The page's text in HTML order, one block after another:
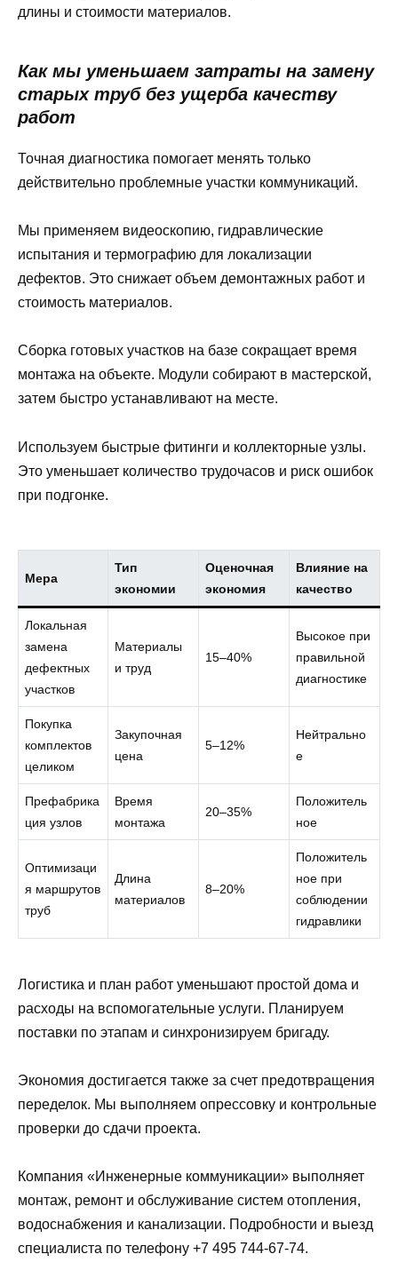
длины и стоимости материалов.
Как мы уменьшаем затраты на замену
старых труб без ущерба качеству
работ
Точная диагностика помогает менять только
действительно проблемные участки коммуникаций.
Мы применяем видеоскопию, гидравлические
испытания и термографию для локализации
дефектов. Это снижает объем демонтажных работ и
стоимость материалов.
Сборка готовых участков на базе сокращает время
монтажа на объекте. Модули собирают в мастерской,
затем быстро устанавливают на месте.
Используем быстрые фитинги и коллекторные узлы.
Это уменьшает количество трудочасов и риск ошибок
при подгонке.
Мера
Тип
экономии
Оценочная
экономия
Влияние на
качество
Локальная
замена
дефектных
участков
Материалы
и труд
15–40%
Высокое при
правильной
диагностике
Покупка
комплектов
целиком
Закупочная
цена
5–12%
Нейтрально
е
Префабрика
ция узлов
Время
монтажа
20–35%
Положитель
ное
Оптимизаци
я маршрутов
труб
Длина
материалов
8–20%
Положитель
ное при
соблюдении
гидравлики
Логистика и план работ уменьшают простой дома и
расходы на вспомогательные услуги. Планируем
поставки по этапам и синхронизируем бригаду.
Экономия достигается также за счет предотвращения
переделок. Мы выполняем опрессовку и контрольные
проверки до сдачи проекта.
Компания «Инженерные коммуникации» выполняет
монтаж, ремонт и обслуживание систем отопления,
водоснабжения и канализации. Подробности и выезд
специалиста по телефону +7 495 744-67-74.